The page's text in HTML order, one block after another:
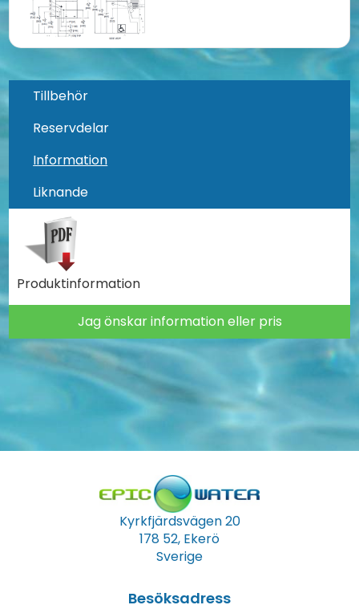
Tillbehör
Reservdelar
Information
Liknande
Produktinformation
Jag önskar information eller pris
Kyrkfjärdsvägen 20
178 52, Ekerö
Sverige
Besöksadress